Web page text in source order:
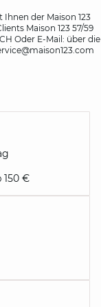
der Maison 123
Maison 123 57/59
Oder E-Mail: über die
150 €